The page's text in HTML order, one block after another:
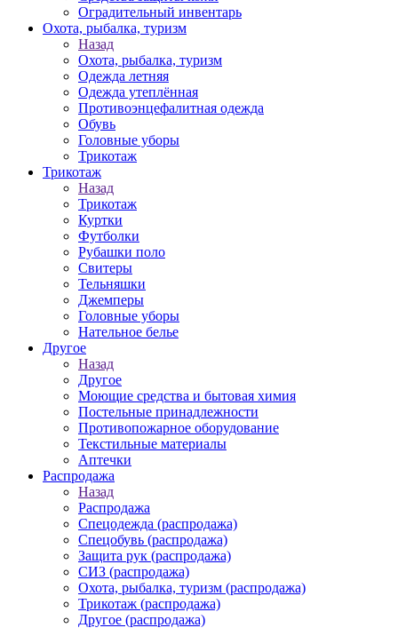
Оградительный инвентарь
Охота, рыбалка, туризм
Назад
Охота, рыбалка, туризм
Одежда летняя
Одежда утеплённая
Противоэнцефалитная одежда
Обувь
Головные уборы
Трикотаж
Трикотаж
Назад
Трикотаж
Куртки
Футболки
Рубашки поло
Свитеры
Тельняшки
Джемперы
Головные уборы
Нательное белье
Другое
Назад
Другое
Моющие средства и бытовая химия
Постельные принадлежности
Противопожарное оборудование
Текстильные материалы
Аптечки
Распродажа
Назад
Распродажа
Спецодежда (распродажа)
Спецобувь (распродажа)
Защита рук (распродажа)
СИЗ (распродажа)
Охота, рыбалка, туризм (распродажа)
Трикотаж (распродажа)
Другое (распродажа)